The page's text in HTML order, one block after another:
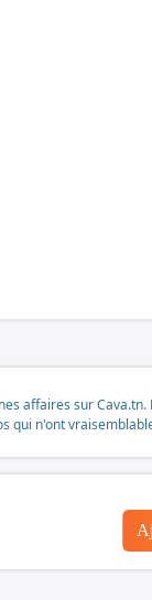
affaires sur
qui n'ont